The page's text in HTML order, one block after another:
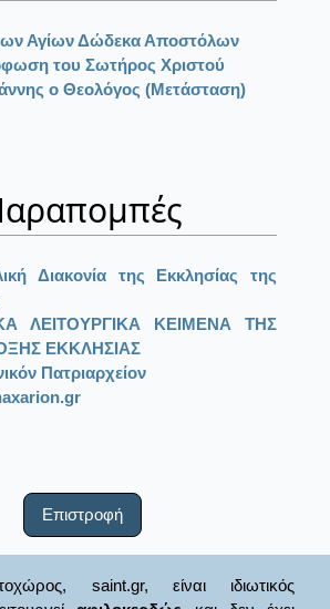
Αγίων Δώδεκα Αποστόλων
του Σωτήρος Χριστού
ο Θεολόγος (Μετάσταση)
Διακονία της Εκκλησίας της
ΛΕΙΤΟΥΡΓΙΚΑ ΚΕΙΜΕΝΑ ΤΗΣ
ΕΚΚΛΗΣΙΑΣ
Πατριαρχείον
Επιστροφή
saint.gr, είναι ιδιωτικός